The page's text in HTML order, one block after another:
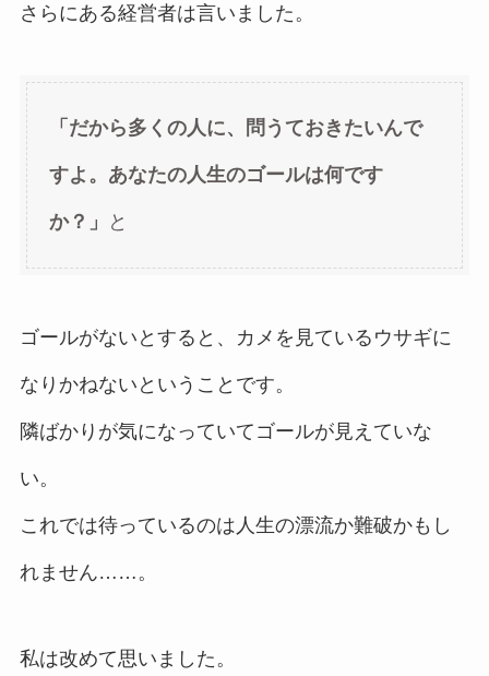
さらにある経営者は言いました。
「 だから多くの人に、問うておきたいんで
すよ。あなたの人生のゴールは何です
か？ 」 と
ゴールがないとすると、カメを見ているウサギに
なりかねないということです。
隣ばかりが気になっていてゴールが見えていな
い。
これでは待っているのは人生の漂流か難破かもし
れません……。
私は改めて思いました。